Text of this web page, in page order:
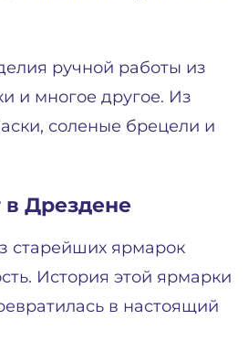
ручной работы из
и многое другое. Из
соленые брецели и
Дрездене
старейших ярмарок
История этой ярмарки
в настоящий